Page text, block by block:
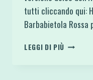
tutti cliccando qui:
Barbabietola
LEGGI DI PIÙ HUMMUS